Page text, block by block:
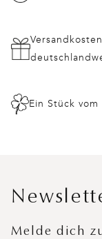
Ein Stück vom
Melde dich